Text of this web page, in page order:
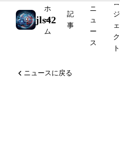
jls42
ホ
ー
ム
記
事
ニ
ュ
ー
ス
ロ
ジ
ェ
ク
ト
ニュースに戻る